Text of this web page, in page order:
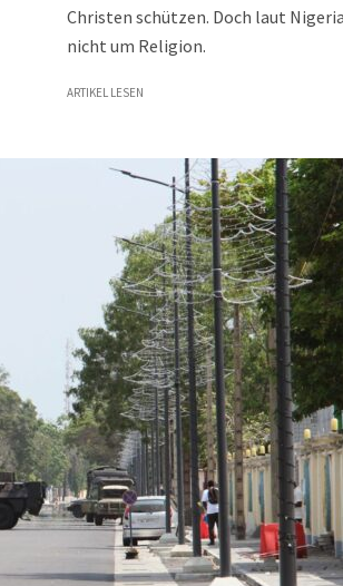
Christen schützen. Doch laut
nicht um Religion.
ARTIKEL LESEN